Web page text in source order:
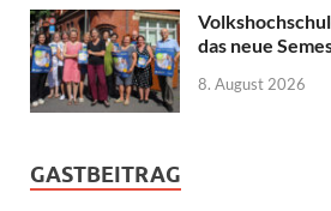
das neue
8. August 2026
GASTBEITRAG